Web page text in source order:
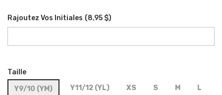
Rajoutez Vos Initiales (8,95 $)
Taille
Y9/10 (YM)
Y11/12 (YL) XS S M L